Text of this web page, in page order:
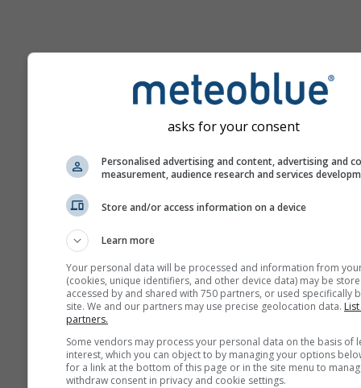
asks for your consent
Personalised advertising and content, advertising and
measurement, audience research and services
Store and/or access information on a device
Learn more
Your personal data will be processed and information from
(cookies, unique identifiers, and other device data) may be
accessed by and shared with 750 partners, or used specifically
site. We and our partners may use precise geolocation data.
partners.
Some vendors may process your personal data on the basis of
interest, which you can object to by managing your options
for a link at the bottom of this page or in the site menu to
withdraw consent in privacy and cookie settings.